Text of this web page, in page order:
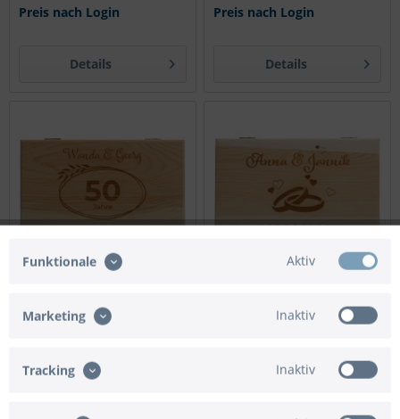
Preis nach Login
Details
Preis nach Login
Details
Goodtimes Geschenkbox
"Name"
Preis nach Login
Goodtimes Geschenkbox
Funktionale Aktiv
Marketing Inaktiv
Tracking Inaktiv